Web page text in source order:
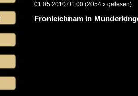
01.05.2010 01:00(2054 x gelesen)
Fronleichnam in